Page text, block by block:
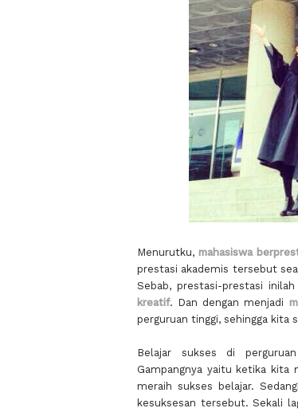
Menurutku, mahasiswa
prestasi akademis tersebut
Sebab, prestasi-prestasi
kreatif. Dan dengan menjadi
perguruan tinggi, sehingga kita
Belajar sukses di
Gampangnya yaitu ketika kita
meraih sukses belajar.
kesuksesan tersebut. Sekali